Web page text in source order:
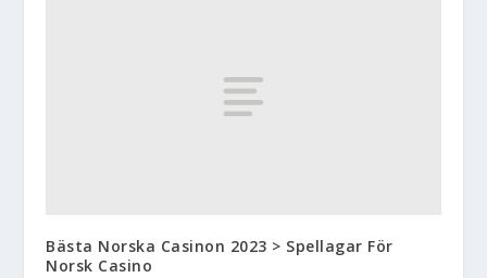
Bästa Norska Casinon 2023 > Spellagar För
Norsk Casino